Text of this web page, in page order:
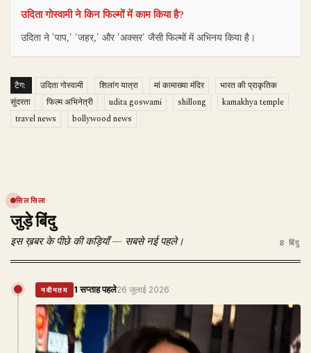
उदिता गोस्वामी ने किन फिल्मों में काम किया है?
उदिता ने 'पाप,' 'जहर,' और 'अक्सर' जैसी फिल्मों में अभिनय किया है।
टैग: उदिता गोस्वामी शिलांग यात्रा मां कामाख्या मंदिर
भारत की प्राकृतिक
सुंदरता
फिल्म अभिनेत्री udita goswami shillong
kamakhya temple
travel news
bollywood news
सिलसिला
जुड़े बिंदु
इस ख़बर के पीछे की कड़ियाँ — सबसे नई पहले। 8 बिंदु
नवीनतम 1 सप्ताह पहले26 जुलाई 2026